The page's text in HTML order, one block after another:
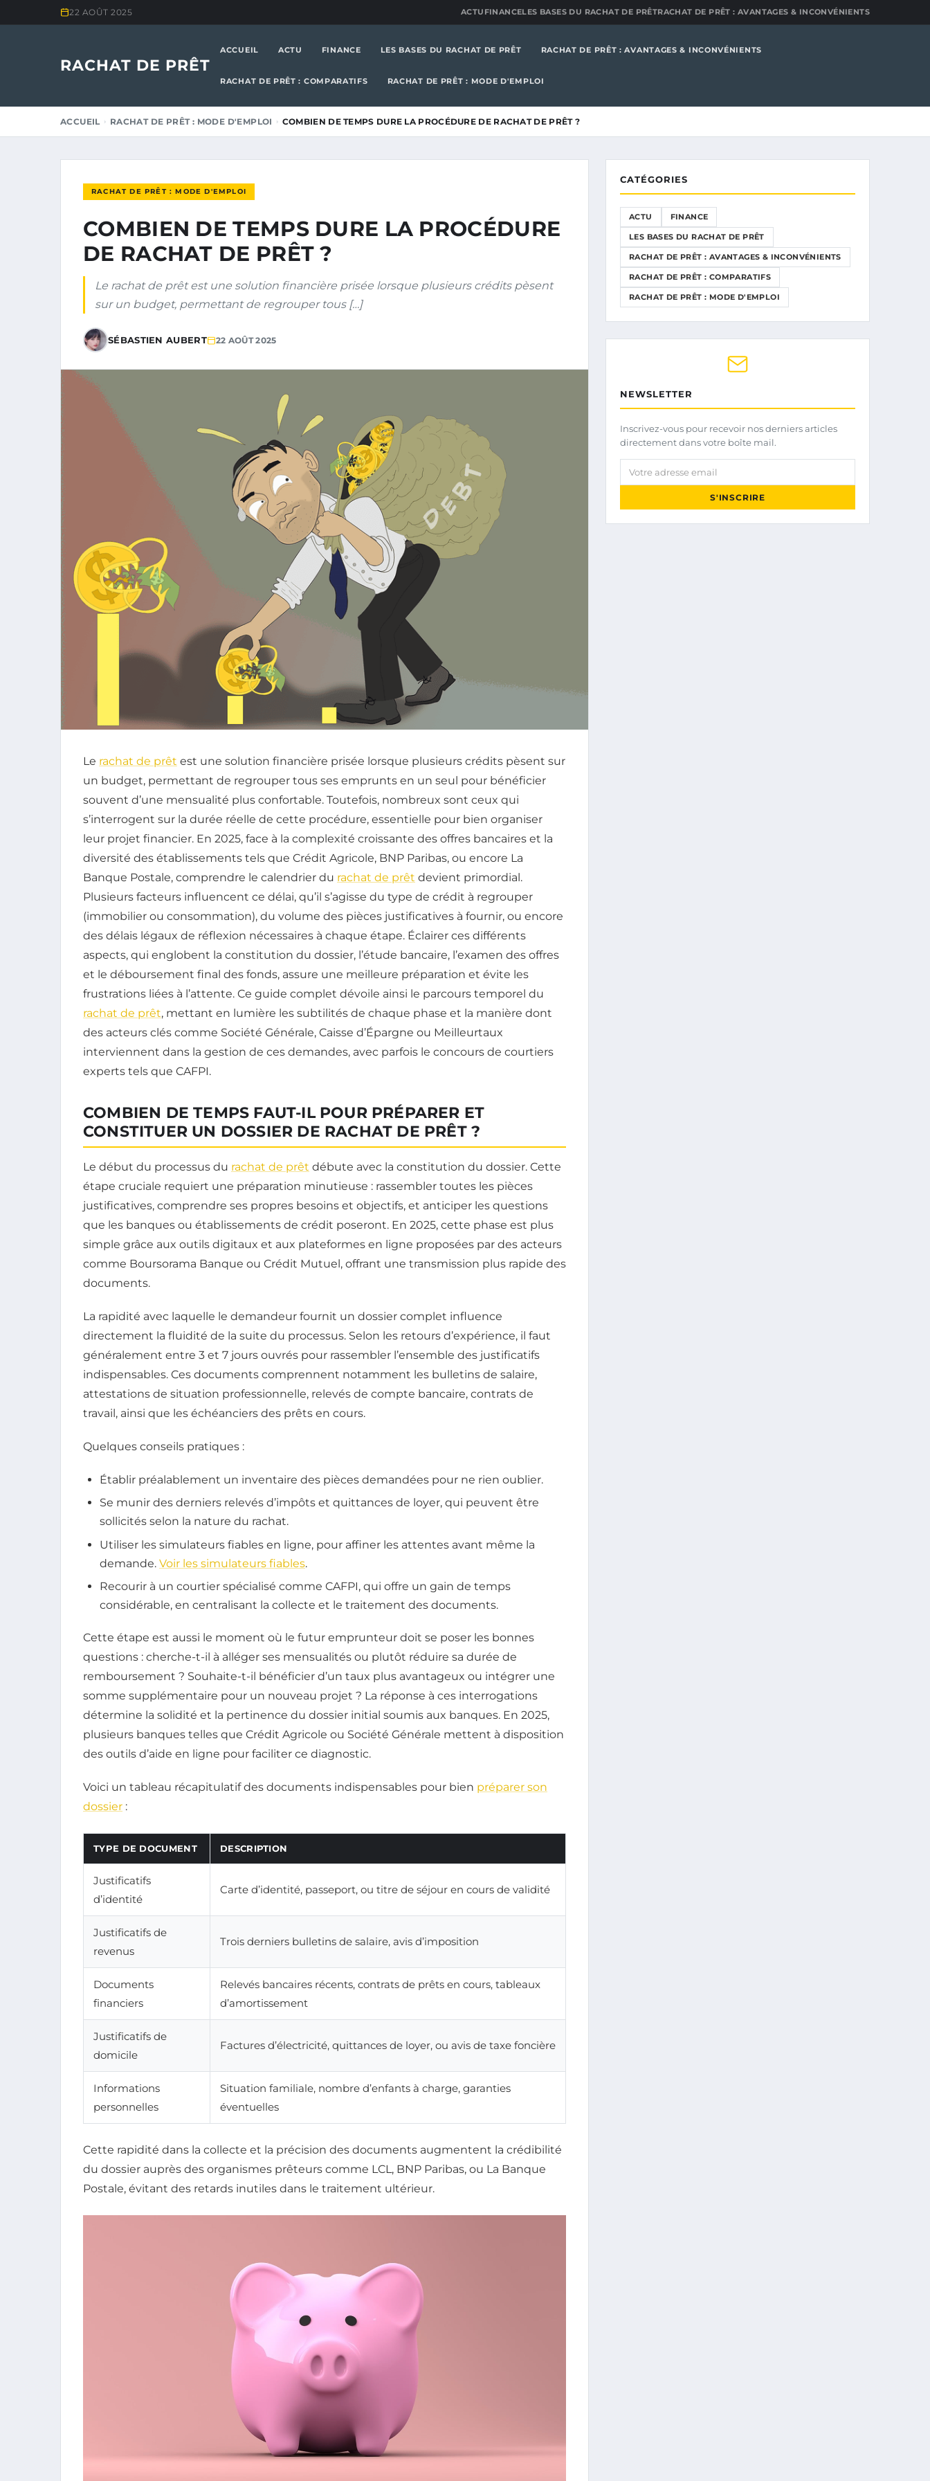
22 AOÛT 2025 ACTU FINANCELES BASES DU RACHAT DE PRÊTRACHAT DE PRÊT : AVANTAGES & INCONVÉNIENTS
RACHAT DE PRÊT
ACCUEIL ACTU FINANCE LES BASES DU RACHAT DE PRÊT RACHAT DE PRÊT : AVANTAGES & INCONVÉNIENTS
RACHAT DE PRÊT : COMPARATIFS RACHAT DE PRÊT : MODE D'EMPLOI
ACCUEIL RACHAT DE PRÊT : MODE D'EMPLOI COMBIEN DE TEMPS DURE LA PROCÉDURE DE RACHAT DE PRÊT ?
RACHAT DE PRÊT : MODE D'EMPLOI
COMBIEN DE TEMPS DURE LA PROCÉDURE
DE RACHAT DE PRÊT ?
Le rachat de prêt est une solution financière prisée lorsque plusieurs crédits pèsent
sur un budget, permettant de regrouper tous […]
SÉBASTIEN AUBERT 22 AOÛT 2025
Le rachat de prêt est une solution financière prisée lorsque plusieurs crédits pèsent sur
un budget, permettant de regrouper tous ses emprunts en un seul pour bénéficier
souvent d’une mensualité plus confortable. Toutefois, nombreux sont ceux qui
s’interrogent sur la durée réelle de cette procédure, essentielle pour bien organiser
leur projet financier. En 2025, face à la complexité croissante des offres bancaires et la
diversité des établissements tels que Crédit Agricole, BNP Paribas, ou encore La
Banque Postale, comprendre le calendrier du rachat de prêt devient primordial.
Plusieurs facteurs influencent ce délai, qu’il s’agisse du type de crédit à regrouper
(immobilier ou consommation), du volume des pièces justificatives à fournir, ou encore
des délais légaux de réflexion nécessaires à chaque étape. Éclairer ces différents
aspects, qui englobent la constitution du dossier, l’étude bancaire, l’examen des offres
et le déboursement final des fonds, assure une meilleure préparation et évite les
frustrations liées à l’attente. Ce guide complet dévoile ainsi le parcours temporel du
rachat de prêt, mettant en lumière les subtilités de chaque phase et la manière dont
des acteurs clés comme Société Générale, Caisse d’Épargne ou Meilleurtaux
interviennent dans la gestion de ces demandes, avec parfois le concours de courtiers
experts tels que CAFPI.
COMBIEN DE TEMPS FAUT-IL POUR PRÉPARER ET
CONSTITUER UN DOSSIER DE RACHAT DE PRÊT ?
Le début du processus du rachat de prêt débute avec la constitution du dossier. Cette
étape cruciale requiert une préparation minutieuse : rassembler toutes les pièces
justificatives, comprendre ses propres besoins et objectifs, et anticiper les questions
que les banques ou établissements de crédit poseront. En 2025, cette phase est plus
simple grâce aux outils digitaux et aux plateformes en ligne proposées par des acteurs
comme Boursorama Banque ou Crédit Mutuel, offrant une transmission plus rapide des
documents.
La rapidité avec laquelle le demandeur fournit un dossier complet influence
directement la fluidité de la suite du processus. Selon les retours d’expérience, il faut
généralement entre 3 et 7 jours ouvrés pour rassembler l’ensemble des justificatifs
indispensables. Ces documents comprennent notamment les bulletins de salaire,
attestations de situation professionnelle, relevés de compte bancaire, contrats de
travail, ainsi que les échéanciers des prêts en cours.
Quelques conseils pratiques :
Établir préalablement un inventaire des pièces demandées pour ne rien oublier.
Se munir des derniers relevés d’impôts et quittances de loyer, qui peuvent être
sollicités selon la nature du rachat.
Utiliser les simulateurs fiables en ligne, pour affiner les attentes avant même la
demande. Voir les simulateurs fiables.
Recourir à un courtier spécialisé comme CAFPI, qui offre un gain de temps
considérable, en centralisant la collecte et le traitement des documents.
Cette étape est aussi le moment où le futur emprunteur doit se poser les bonnes
questions : cherche-t-il à alléger ses mensualités ou plutôt réduire sa durée de
remboursement ? Souhaite-t-il bénéficier d’un taux plus avantageux ou intégrer une
somme supplémentaire pour un nouveau projet ? La réponse à ces interrogations
détermine la solidité et la pertinence du dossier initial soumis aux banques. En 2025,
plusieurs banques telles que Crédit Agricole ou Société Générale mettent à disposition
des outils d’aide en ligne pour faciliter ce diagnostic.
Voici un tableau récapitulatif des documents indispensables pour bien préparer son
dossier :
TYPE DE DOCUMENT DESCRIPTION
Justificatifs
d’identité
Carte d’identité, passeport, ou titre de séjour en cours de validité
Justificatifs de
revenus
Trois derniers bulletins de salaire, avis d’imposition
Documents
financiers
Relevés bancaires récents, contrats de prêts en cours, tableaux
d’amortissement
Justificatifs de
domicile
Factures d’électricité, quittances de loyer, ou avis de taxe foncière
Informations
personnelles
Situation familiale, nombre d’enfants à charge, garanties
éventuelles
Cette rapidité dans la collecte et la précision des documents augmentent la crédibilité
du dossier auprès des organismes prêteurs comme LCL, BNP Paribas, ou La Banque
Postale, évitant des retards inutiles dans le traitement ultérieur.
CATÉGORIES
ACTU FINANCE
LES BASES DU RACHAT DE PRÊT
RACHAT DE PRÊT : AVANTAGES & INCONVÉNIENTS
RACHAT DE PRÊT : COMPARATIFS
RACHAT DE PRÊT : MODE D'EMPLOI
NEWSLETTER
Inscrivez-vous pour recevoir nos derniers articles
directement dans votre boîte mail.
Votre adresse email
S'INSCRIRE